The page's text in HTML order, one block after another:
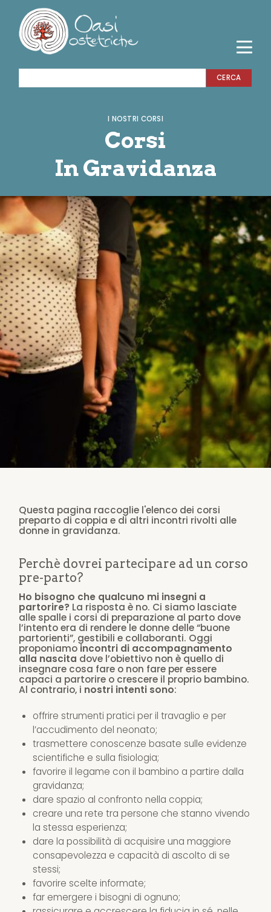
CERCA
I NOSTRI CORSI
Corsi
In Gravidanza
Questa pagina raccoglie l'elenco dei corsi
preparto di coppia e di altri incontri rivolti alle
donne in gravidanza.
Perchè dovrei partecipare ad un corso
pre-parto?
Ho bisogno che qualcuno mi insegni a
partorire? La risposta è no. Ci siamo lasciate
alle spalle i corsi di preparazione al parto dove
l’intento era di rendere le donne delle “buone
partorienti”, gestibili e collaboranti. Oggi
proponiamo incontri di accompagnamento
alla nascita dove l’obiettivo non è quello di
insegnare cosa fare o non fare per essere
capaci a partorire o crescere il proprio bambino.
Al contrario, i nostri intenti sono:
offrire strumenti pratici per il travaglio e per
l’accudimento del neonato;
trasmettere conoscenze basate sulle evidenze
scientifiche e sulla fisiologia;
favorire il legame con il bambino a partire dalla
gravidanza;
dare spazio al confronto nella coppia;
creare una rete tra persone che stanno vivendo
la stessa esperienza;
dare la possibilità di acquisire una maggiore
consapevolezza e capacità di ascolto di se
stessi;
favorire scelte informate;
far emergere i bisogni di ognuno;